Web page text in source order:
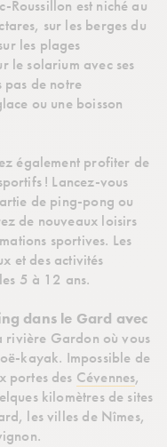
est niché au
sur les berges du
les plages
le solarium avec ses
pas de notre
ou une boisson
également profiter de
! Lancez-vous
de ping-pong ou
de nouveaux loisirs
sportives. Les
et des activités
5 à 12 ans.
dans le Gard avec
rivière Gardon où vous
kayak. Impossible de
portes des Cévennes,
kilomètres de sites
les villes de Nîmes,